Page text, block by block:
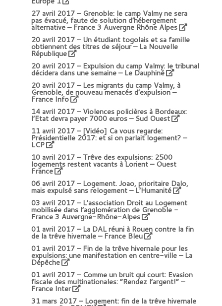
27 avril 2017 – Grenoble: le camp Valmy ne sera
pas évacué, faute de solution d’hébergement
alternative – France 3 Auvergne Rhône Alpes
20 avril 2017 –Un étudiant togolais et sa famille
obtiennent des titres de séjour – La Nouvelle
République
20 avril 2017 –Expulsion du camp Valmy: le tribunal
décidera dans une semaine – Le Dauphiné
20 avril 2017 –Les migrants du camp Valmy, à
Grenoble, de nouveau menacés d’expulsion –
France Info
14 avril 2017 –Violences policières à Bordeaux:
l’Etat devra payer 7000 euros – Sud Ouest
11 avril 2017 – [Vidéo] Ca vous regarde:
Présidentielle 2017: et si on parlait logement? –
LCP
10 avril 2017 –Trêve des expulsions: 2500
logements restent vacants à Lorient – Ouest
France
06 avril 2017 –Logement. Joao, prioritaire Dalo,
mais expulsé sans relogement – L’Humanité
03 avril 2017 –L’association Droit au Logement
mobilisée dans l’agglomération de Grenoble -
France 3 Auvergne-Rhône-Alpes
01 avril 2017 –La DAL réuni à Rouen contre la fin
de la trêve hivernale – France Bleu
01 avril 2017 –Fin de la trêve hivernale pour les
expulsions: une manifestation en centre-ville – La
Dépêche
01 avril 2017 – Comme un bruit qui court: Evasion
fiscale des multinationales: “Rendez l’argent!” –
France Inter
31 mars 2017 –Logement: fin de la trêve hivernale